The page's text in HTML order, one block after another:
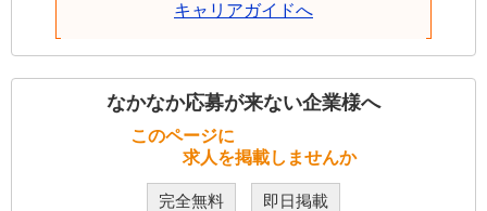
キャリアガイドへ
なかなか応募が来ない企業様へ
このページに
求人を掲載しませんか
完全無料 即日掲載